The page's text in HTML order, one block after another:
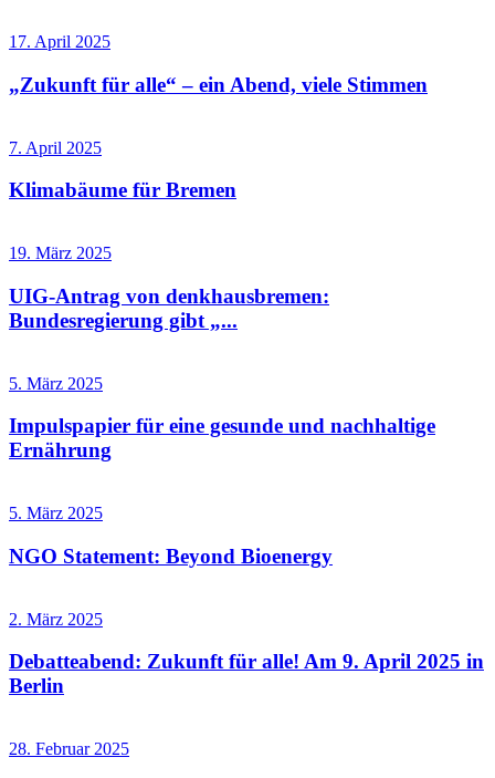
17. April 2025
„Zukunft für alle“ – ein Abend, viele Stimmen
7. April 2025
Klimabäume für Bremen
19. März 2025
UIG-Antrag von denkhausbremen:
Bundesregierung gibt „...
5. März 2025
Impulspapier für eine gesunde und nachhaltige
Ernährung
5. März 2025
NGO Statement: Beyond Bioenergy
2. März 2025
Debatteabend: Zukunft für alle! Am 9. April 2025 in
Berlin
28. Februar 2025